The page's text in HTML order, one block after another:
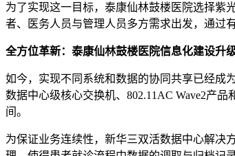
为了实现这一目标，泰康仙林鼓楼医院选择紫
者、医务人员与管理人员多方需求出发，通过
全方位革新：泰康仙林鼓楼医院信息化建设升
如今，实现不同系统和数据的协同共享已经成
数据中心级核心交换机、802.11AC Wave2产
间。
为保证业务连续性，新华三双活数据中心解决